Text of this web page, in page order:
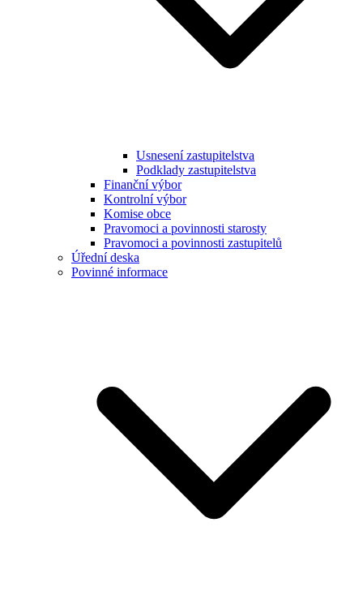
Usnesení zastupitelstva
Podklady zastupitelstva
Finanční výbor
Kontrolní výbor
Komise obce
Pravomoci a povinnosti starosty
Pravomoci a povinnosti zastupitelů
Úřední deska
Povinné informace